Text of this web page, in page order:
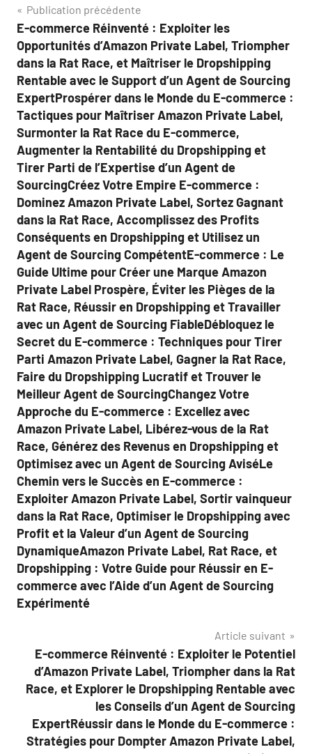
Navigation
de
l’article
Publication précédente
E-commerce Réinventé : Exploiter les
Opportunités d’Amazon Private Label, Triompher
dans la Rat Race, et Maîtriser le Dropshipping
Rentable avec le Support d’un Agent de Sourcing
ExpertProspérer dans le Monde du E-commerce :
Tactiques pour Maîtriser Amazon Private Label,
Surmonter la Rat Race du E-commerce,
Augmenter la Rentabilité du Dropshipping et
Tirer Parti de l’Expertise d’un Agent de
SourcingCréez Votre Empire E-commerce :
Dominez Amazon Private Label, Sortez Gagnant
dans la Rat Race, Accomplissez des Profits
Conséquents en Dropshipping et Utilisez un
Agent de Sourcing CompétentE-commerce : Le
Guide Ultime pour Créer une Marque Amazon
Private Label Prospère, Éviter les Pièges de la
Rat Race, Réussir en Dropshipping et Travailler
avec un Agent de Sourcing FiableDébloquez le
Secret du E-commerce : Techniques pour Tirer
Parti Amazon Private Label, Gagner la Rat Race,
Faire du Dropshipping Lucratif et Trouver le
Meilleur Agent de SourcingChangez Votre
Approche du E-commerce : Excellez avec
Amazon Private Label, Libérez-vous de la Rat
Race, Générez des Revenus en Dropshipping et
Optimisez avec un Agent de Sourcing AviséLe
Chemin vers le Succès en E-commerce :
Exploiter Amazon Private Label, Sortir vainqueur
dans la Rat Race, Optimiser le Dropshipping avec
Profit et la Valeur d’un Agent de Sourcing
DynamiqueAmazon Private Label, Rat Race, et
Dropshipping : Votre Guide pour Réussir en E-
commerce avec l’Aide d’un Agent de Sourcing
Expérimenté
Article suivant
E-commerce Réinventé : Exploiter le Potentiel
d’Amazon Private Label, Triompher dans la Rat
Race, et Explorer le Dropshipping Rentable avec
les Conseils d’un Agent de Sourcing
ExpertRéussir dans le Monde du E-commerce :
Stratégies pour Dompter Amazon Private Label,